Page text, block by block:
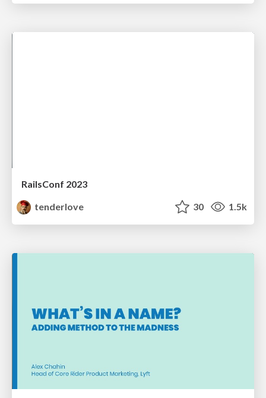
RailsConf 2023
tenderlove
30 1.5k